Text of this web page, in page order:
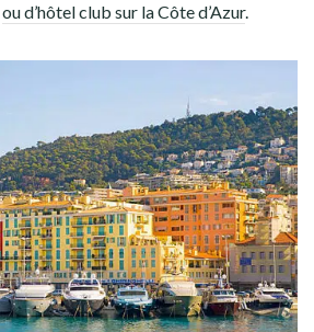
ou d’hôtel club sur la Côte d’Azur.